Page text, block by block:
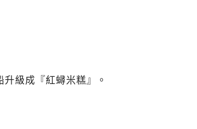
級成『紅蟳米糕』。